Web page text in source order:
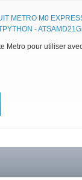
METRO M0
-
Metro pour utiliser